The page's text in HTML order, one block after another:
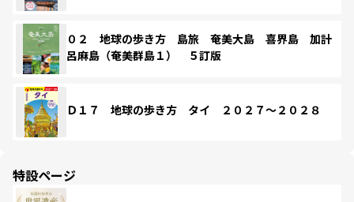
０２ 地球の歩き方 島旅 奄美大島 喜界島 加計
呂麻島（奄美群島１） ５訂版
Ｄ１７ 地球の歩き方 タイ ２０２７～２０２８
特設ページ